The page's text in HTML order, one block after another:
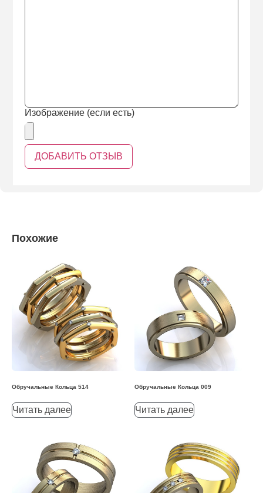
Изображение (если есть)
Похожие
Обручальные Кольца 514
Читать далее
Обручальные Кольца 009
Читать далее